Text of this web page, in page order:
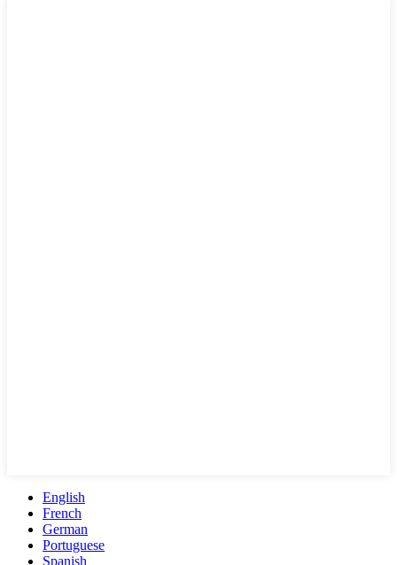
English
French
German
Portuguese
Spanish